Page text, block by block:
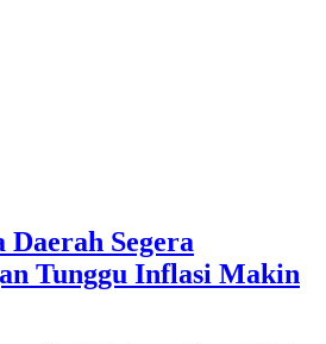
Segera
Tunggu Inflasi Makin